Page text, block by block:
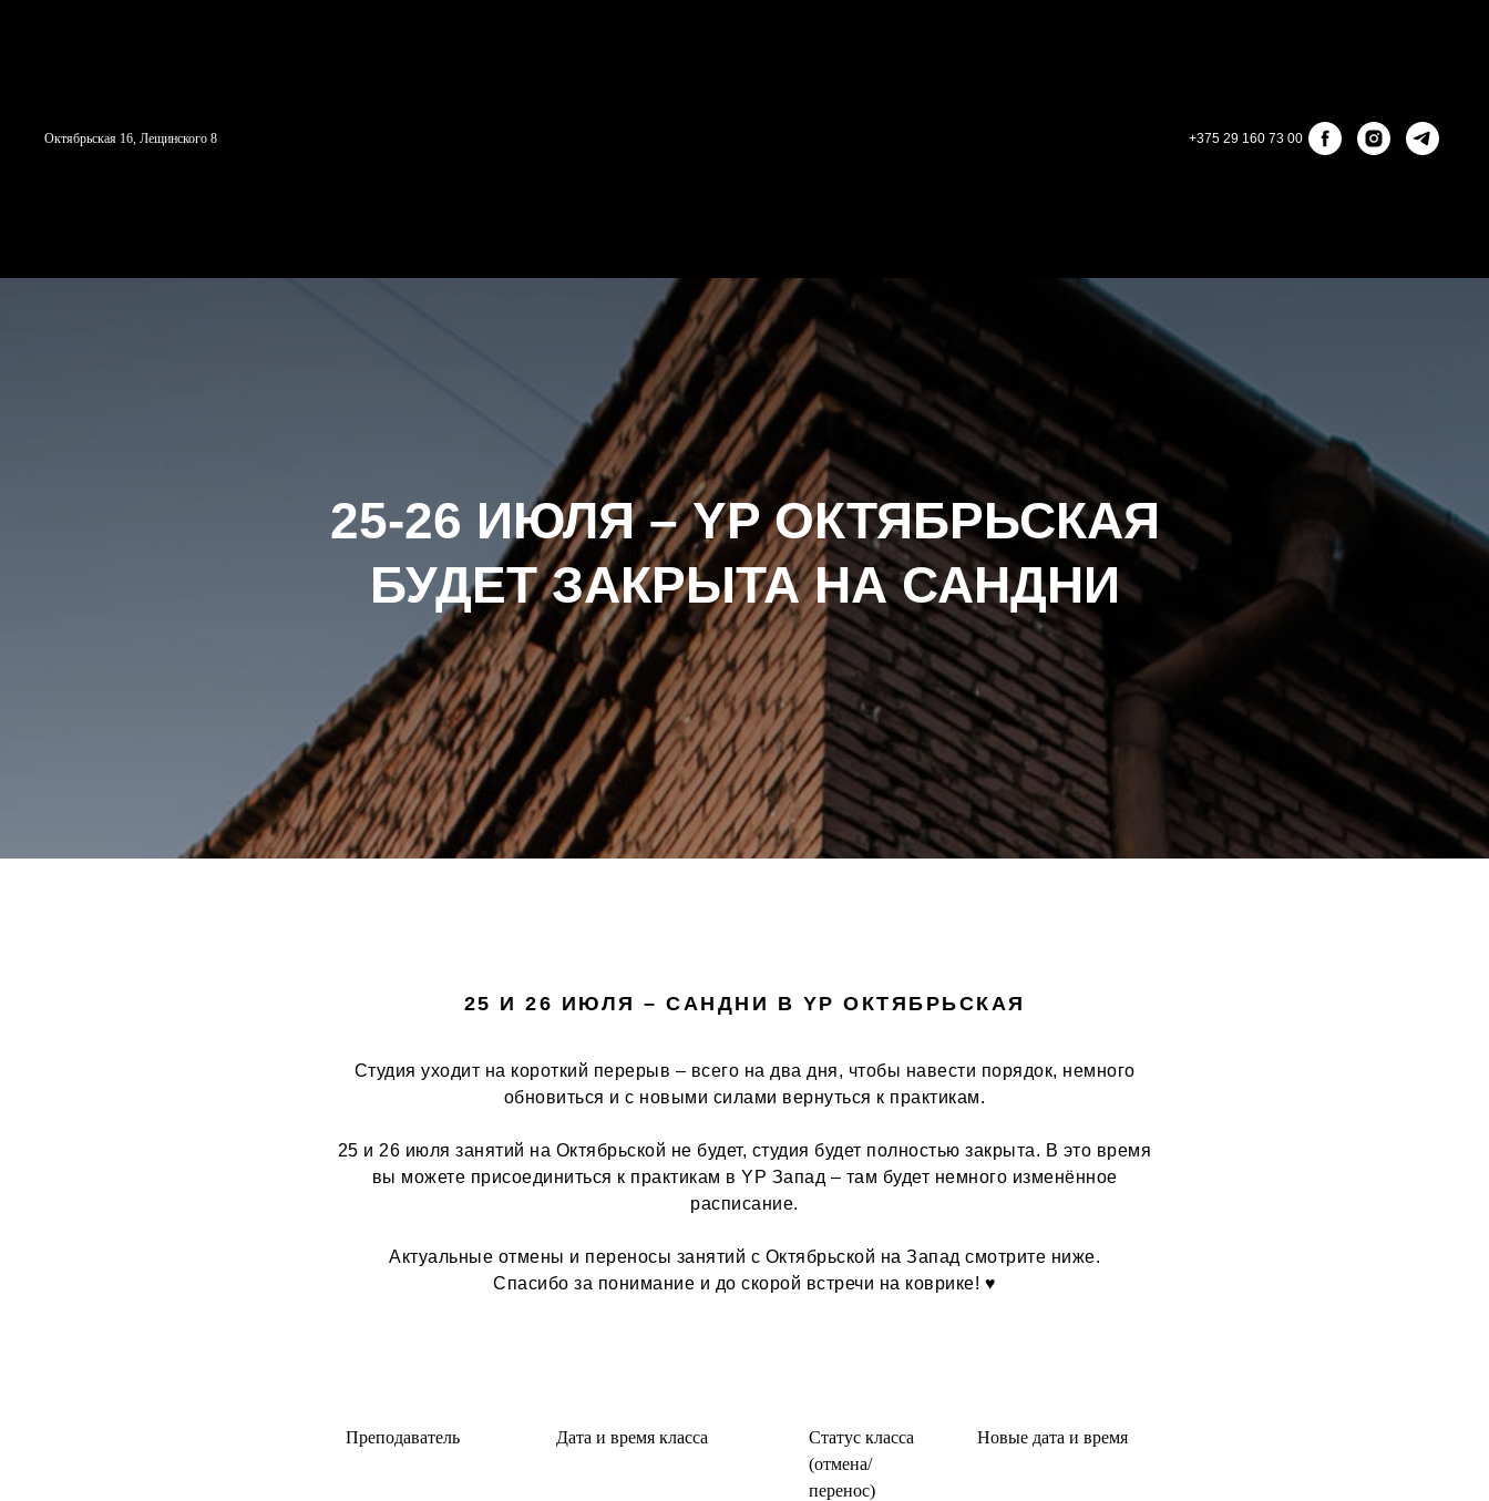
Октябрьская 16, Лещинского 8
+375 29 160 73 00
25-26 ИЮЛЯ – YP ОКТЯБРЬСКАЯ
БУДЕТ ЗАКРЫТА НА САНДНИ
25 И 26 ИЮЛЯ – САНДНИ В YP ОКТЯБРЬСКАЯ
Студия уходит на короткий перерыв – всего на два дня, чтобы навести порядок, немного
обновиться и с новыми силами вернуться к практикам.
25 и 26 июля занятий на Октябрьской не будет, студия будет полностью закрыта. В это время
вы можете присоединиться к практикам в YP Запад – там будет немного изменённое
расписание.
Актуальные отмены и переносы занятий с Октябрьской на Запад смотрите ниже.
Спасибо за понимание и до скорой встречи на коврике! ♥︎
Преподаватель Дата и время класса
Статус класса
(отмена/
перенос)
Новые дата и время